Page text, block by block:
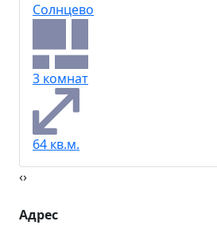
Солнцево
3 комнат
64 кв.м.
‹›
Адрес